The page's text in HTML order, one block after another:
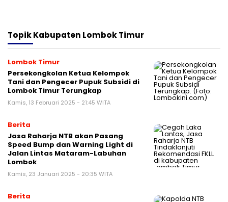
TopikKabupaten Lombok Timur
Lombok Timur
Persekongkolan Ketua Kelompok
Tani dan Pengecer Pupuk Subsidi di
Lombok Timur Terungkap
Kamis, 13 Februari 2025 - 21:45 WITA
Berita
Jasa Raharja NTB akan Pasang
Speed Bump dan Warning Light di
Jalan Lintas Mataram-Labuhan
Lombok
Kamis, 23 Januari 2025 - 20:35 WITA
Berita